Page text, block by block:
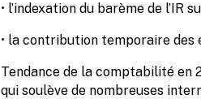
• l’indexation du barème de l’IR
• la contribution temporaire
Tendance de la comptabilité en
qui soulève de nombreuses